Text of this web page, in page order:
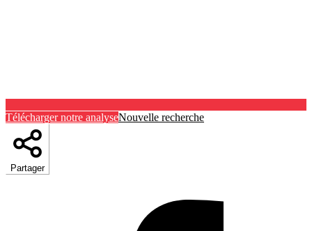
Télécharger notre analyseNouvelle recherche
Partager